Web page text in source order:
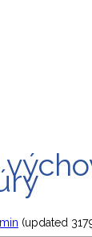
(updated